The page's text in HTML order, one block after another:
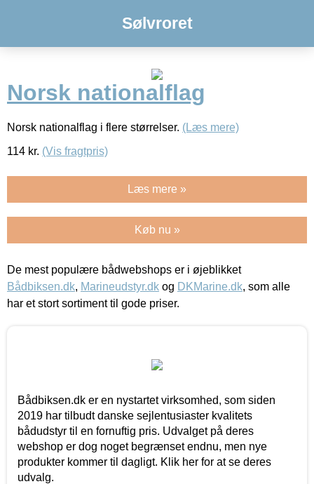
Sølvroret
Norsk nationalflag
Norsk nationalflag i flere størrelser. (Læs mere)
114 kr. (Vis fragtpris)
Læs mere »
Køb nu »
De mest populære bådwebshops er i øjeblikket
Bådbiksen.dk, Marineudstyr.dk og DKMarine.dk, som alle
har et stort sortiment til gode priser.
Bådbiksen.dk er en nystartet virksomhed, som siden
2019 har tilbudt danske sejlentusiaster kvalitets
bådudstyr til en fornuftig pris. Udvalget på deres
webshop er dog noget begrænset endnu, men nye
produkter kommer til dagligt. Klik her for at se deres
udvalg.